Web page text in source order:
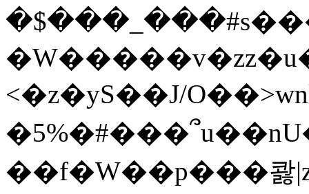
<�z�yS��J/
��f�W��p���콿